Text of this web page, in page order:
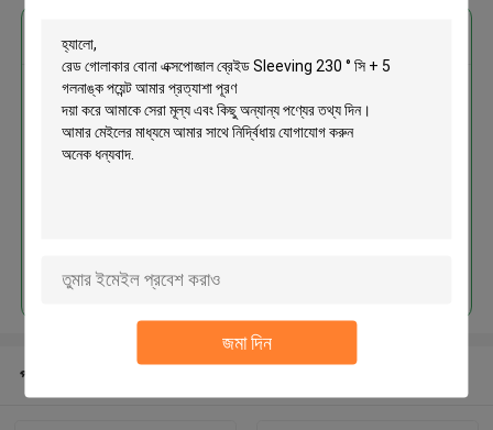
জমা দিন
রেড গোলাকার বোনা এক্সপোজাল ব্রেইড
Sleeving 230 ° সি + 5 গলনাঙ্ক পয়েন্ট
প্রস্তাবিত পণ্য